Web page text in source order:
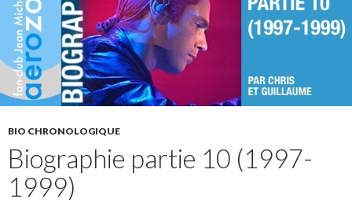
BIO CHRONOLOGIQUE
Biographie partie 10 (1997-
1999)